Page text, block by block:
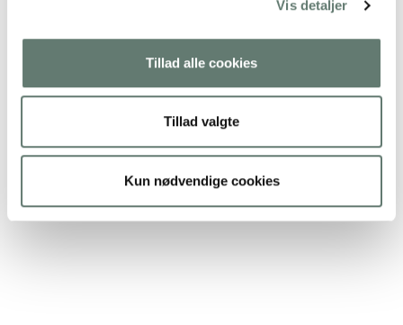
Vis detaljer
Tillad alle cookies
Tillad valgte
Kun nødvendige cookies